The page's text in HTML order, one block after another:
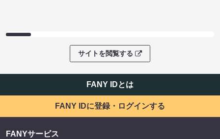
サイトを閲覧する
FANY IDとは
FANY IDに登録・ログインする
FANYサービス